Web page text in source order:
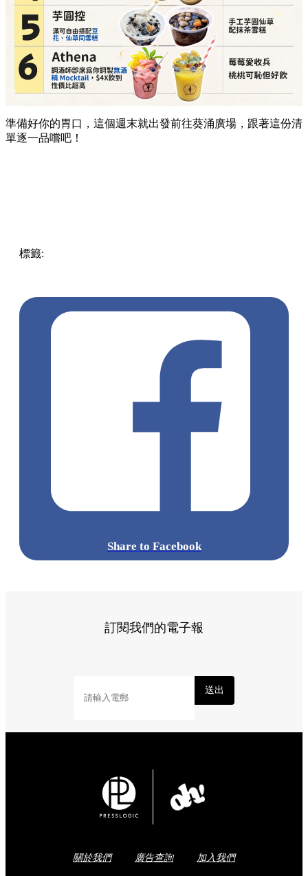
準備好你的胃口，這個週末就出發前往葵涌廣場，跟著這份清
單逐一品嚐吧！
標籤:
Share to Facebook
訂閱我們的電子報
送出
關於我們 廣告查詢 加入我們